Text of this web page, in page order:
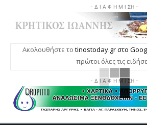
- Δ Ι Α Φ Η Μ Ι ΣΗ -
Ακολουθήστε το tinostoday.gr στο
πρώτοι όλες τις
- Δ Ι Α Φ Η Μ Ι ΣΗ -